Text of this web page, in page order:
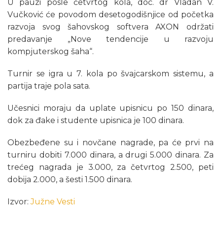
U pauzi posle četvrtog kola, doc. dr Vladan V.
Vučković će povodom desetogodišnjice od početka
razvoja svog šahovskog softvera AXON održati
predavanje „Nove tendencije u razvoju
kompjuterskog šaha“.
Turnir se igra u 7. kola po švajcarskom sistemu, a
partija traje pola sata.
Učesnici moraju da uplate upisnicu po 150 dinara,
dok za đake i studente upisnica je 100 dinara.
Obezbeđene su i novčane nagrade, pa će prvi na
turniru dobiti 7.000 dinara, a drugi 5.000 dinara. Za
trećeg nagrada je 3.000, za četvrtog 2.500, peti
dobija 2.000, a šesti 1.500 dinara.
Izvor:Južne Vesti